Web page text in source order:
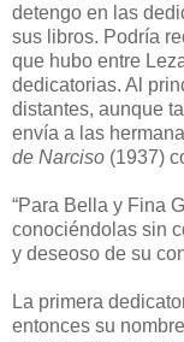
detengo en las
sus libros. Podría
que hubo entre
dedicatorias. Al
distantes, aunque
envía a las
de Narciso (1937)
“Para Bella y Fina
conociéndolas sin
y deseoso de su
La primera
entonces su